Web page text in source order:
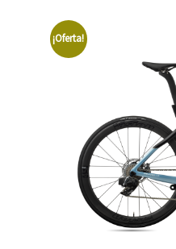
¡Oferta!